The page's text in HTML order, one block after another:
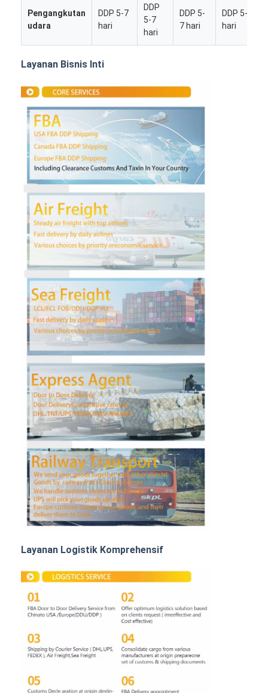
Rumah
Produk
Tentang kita
Wisata pabrik
Kontrol kualitas
Hubungi kami
bicara sekarang
Pengiriman Barang Internasional
Angkutan Udara Maju
Barang laut
Pengiriman DDP Dari Tiongkok
Pengiriman ekspres
Angkutan Rel
Kapal ke Amazon
Pengangkutan Truk
Layanan gudang
Pengangkutan
udara
DDP 5-7
hari
DDP
5-7
hari
DDP 5-
7 hari
DDP 5-7
hari
Layanan Bisnis Inti
Layanan Logistik Komprehensif